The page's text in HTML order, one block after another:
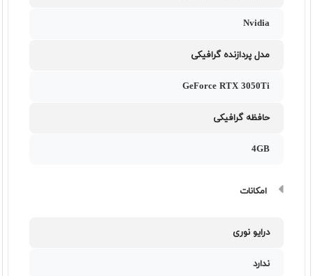
Nvidia
مدل پردازنده گرافیکی
GeForce RTX 3050Ti
حافظه گرافیکی
4GB
امکانات
درایو نوری
ندارد